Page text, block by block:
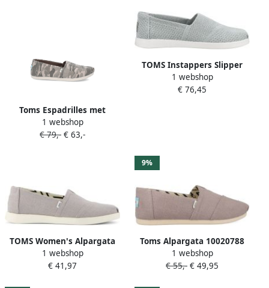
Toms Espadrilles met
camouflageprint Grijs
1 webshop
€ 79,- € 63,-
TOMS Instappers Slipper
1 webshop
€ 76,45
TOMS Women's Alpargata
Plus Sneakers grijs
1 webshop
€ 41,97
9%
Toms Alpargata 10020788
Grijs
1 webshop
€ 55,- € 49,95